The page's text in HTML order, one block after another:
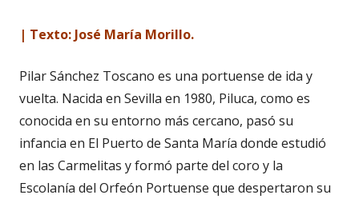
| Texto: José María Morillo.
Pilar Sánchez Toscano es una portuense de ida y
vuelta. Nacida en Sevilla en 1980, Piluca, como es
conocida en su entorno más cercano, pasó su
infancia en El Puerto de Santa María donde estudió
en las Carmelitas y formó parte del coro y la
Escolanía del Orfeón Portuense que despertaron su